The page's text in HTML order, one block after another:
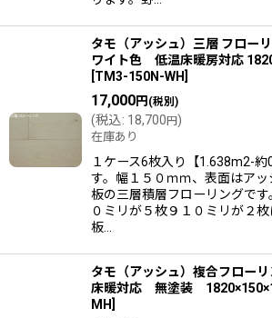
タモ（アッシュ）三層 フロー
ワイト色 低温床暖房対応
TM3-150N-WH
17,000円 (税別)
(税込: 18,700円)
在庫あり
１ケース6枚入り【1.638m2-約
す。幅１５０ｍｍ、表面はア
板の三層積層フローリングです
０ミリが５枚９１０ミリが２
板…
タモ（アッシュ）複合フロー
床暖対応 無塗装
MH